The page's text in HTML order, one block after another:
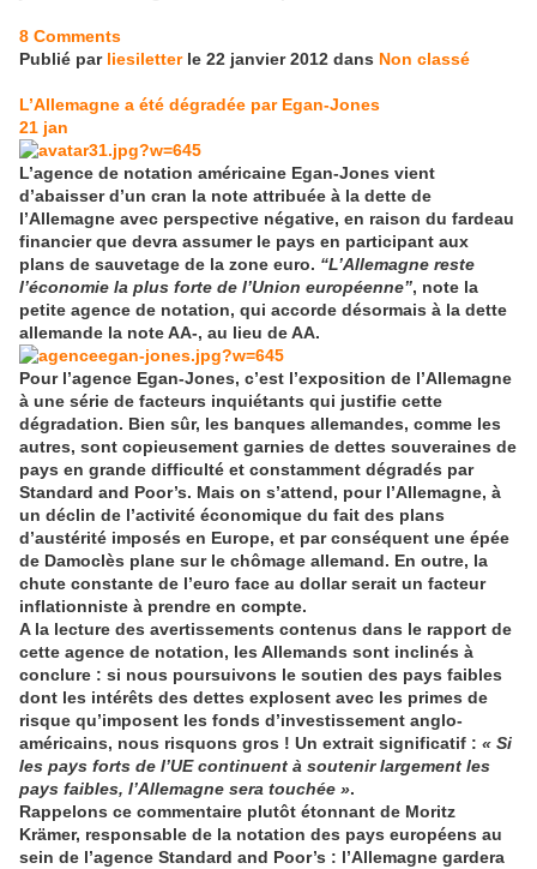
8 Comments
Publié par liesiletterle 22 janvier 2012 dans Non classé
L’Allemagne a été dégradée par Egan-Jones
21 jan
L’agence de notation américaine Egan-Jones vient
d’abaisser d’un cran la note attribuée à la dette de
l’Allemagne avec perspective négative, en raison du fardeau
financier que devra assumer le pays en participant aux
plans de sauvetage de la zone euro. “L’Allemagne reste
l’économie la plus forte de l’Union européenne”, note la
petite agence de notation, qui accorde désormais à la dette
allemande la note AA-, au lieu de AA.
Pour l’agence Egan-Jones, c’est l’exposition de l’Allemagne
à une série de facteurs inquiétants qui justifie cette
dégradation. Bien sûr, les banques allemandes, comme les
autres, sont copieusement garnies de dettes souveraines de
pays en grande difficulté et constamment dégradés par
Standard and Poor’s. Mais on s’attend, pour l’Allemagne, à
un déclin de l’activité économique du fait des plans
d’austérité imposés en Europe, et par conséquent une épée
de Damoclès plane sur le chômage allemand. En outre, la
chute constante de l’euro face au dollar serait un facteur
inflationniste à prendre en compte.
A la lecture des avertissements contenus dans le rapport de
cette agence de notation, les Allemands sont inclinés à
conclure : si nous poursuivons le soutien des pays faibles
dont les intérêts des dettes explosent avec les primes de
risque qu’imposent les fonds d’investissement anglo-
américains, nous risquons gros ! Un extrait significatif : « Si
les pays forts de l’UE continuent à soutenir largement les
pays faibles, l’Allemagne sera touchée ».
Rappelons ce commentaire plutôt étonnant de Moritz
Krämer, responsable de la notation des pays européens au
sein de l’agence Standard and Poor’s : l’Allemagne gardera